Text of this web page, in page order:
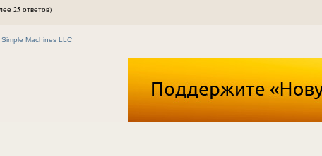
25 ответов)
Machines LLC